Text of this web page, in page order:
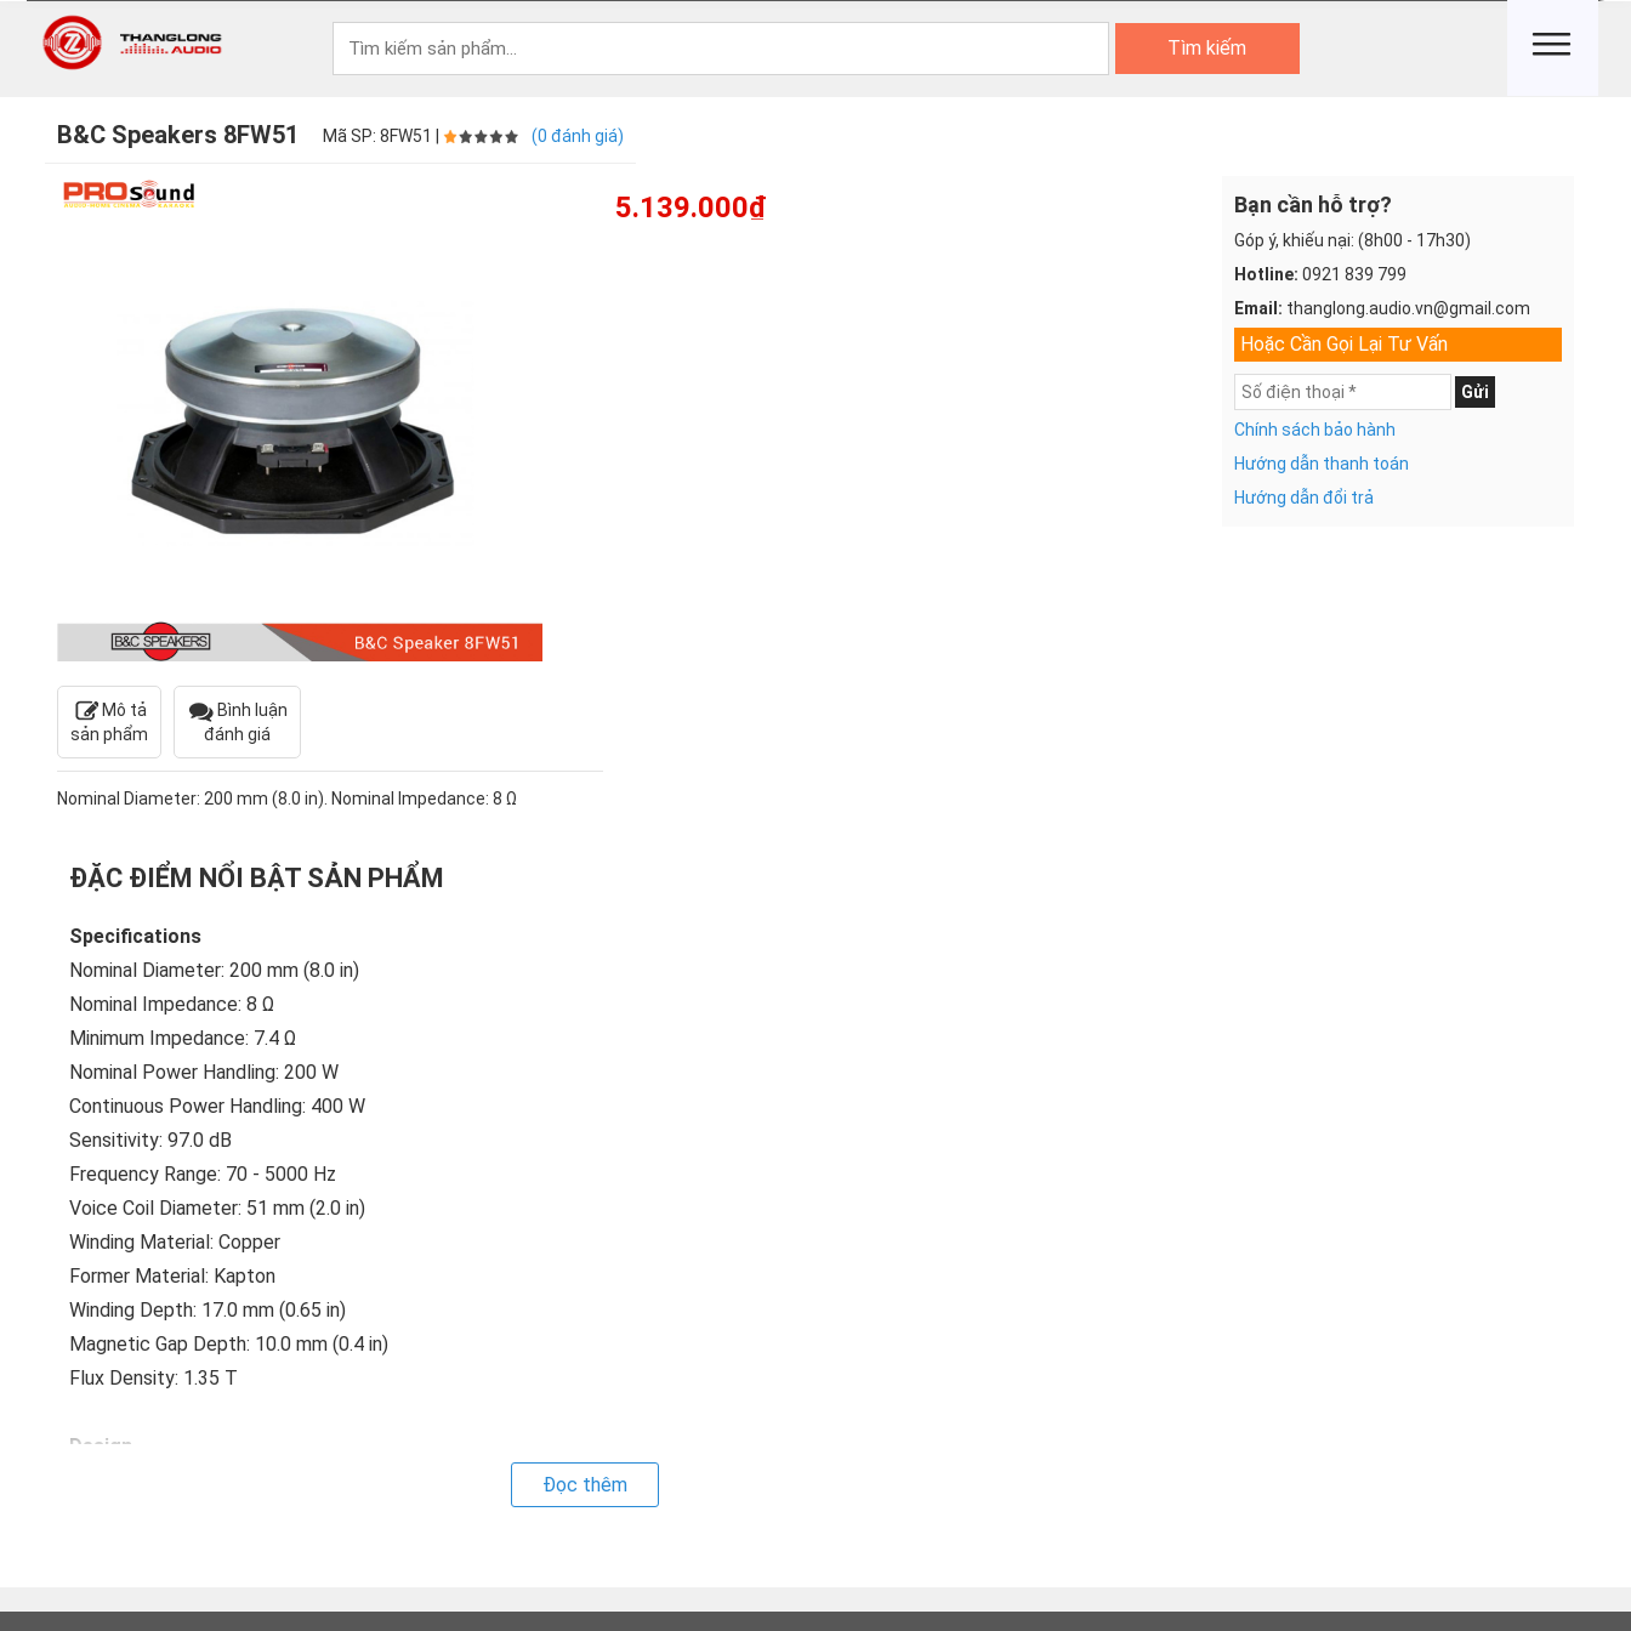
Tìm kiếm
B&C Speakers 8FW51 Mã SP: 8FW51 | (0 đánh giá)
Mô tả
sản phẩm
Bình luận
đánh giá
Nominal Diameter: 200 mm (8.0 in). Nominal Impedance: 8 Ω
5.139.000₫ Bạn cần hỗ trợ?
Góp ý, khiếu nại: (8h00 - 17h30)
Hotline: 0921 839 799
Email: thanglong.audio.vn@gmail.com
Hoặc Cần Gọi Lại Tư Vấn
Gửi
Chính sách bảo hành
Hướng dẫn thanh toán
Hướng dẫn đổi trả
ĐẶC ĐIỂM NỔI BẬT SẢN PHẨM
Specifications
Nominal Diameter: 200 mm (8.0 in)
Nominal Impedance: 8 Ω
Minimum Impedance: 7.4 Ω
Nominal Power Handling: 200 W
Continuous Power Handling: 400 W
Sensitivity: 97.0 dB
Frequency Range: 70 - 5000 Hz
Voice Coil Diameter: 51 mm (2.0 in)
Winding Material: Copper
Former Material: Kapton
Winding Depth: 17.0 mm (0.65 in)
Magnetic Gap Depth: 10.0 mm (0.4 in)
Flux Density: 1.35 T
Design
Pole Design: T-Pole
Đọc thêm